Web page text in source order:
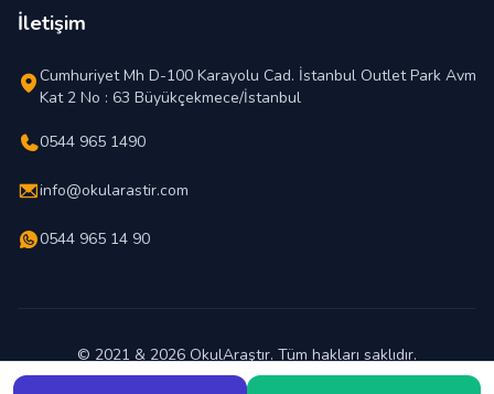
İletişim
Cumhuriyet Mh D-100 Karayolu Cad. İstanbul Outlet Park Avm
Kat 2 No : 63 Büyükçekmece/İstanbul
0544 965 1490
info@okularastir.com
0544 965 14 90
© 2021 & 2026 OkulAraştır. Tüm hakları saklıdır.